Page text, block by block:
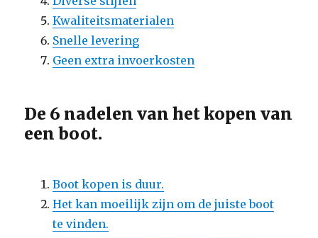
Kwaliteitsmaterialen
Snelle levering
Geen extra invoerkosten
De 6 nadelen van het kopen van
een boot.
Boot kopen is duur.
Het kan moeilijk zijn om de juiste boot
te vinden.